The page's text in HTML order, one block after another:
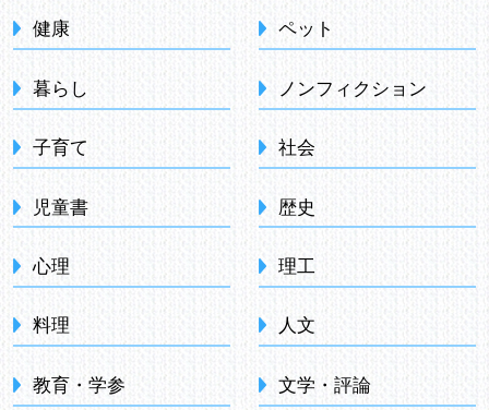
健康
暮らし
子育て
児童書
心理
料理
教育・学参
ペット
ノンフィクション
社会
歴史
理工
人文
文学・評論